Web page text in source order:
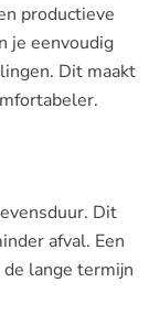
productieve
je eenvoudig
Dit maakt
Dit
afval. Een
lange termijn